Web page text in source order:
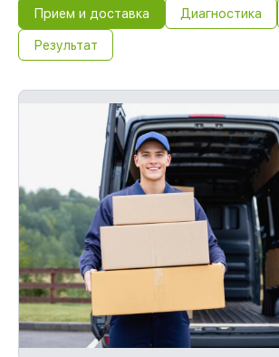
Прием и доставка Диагностика
Результат